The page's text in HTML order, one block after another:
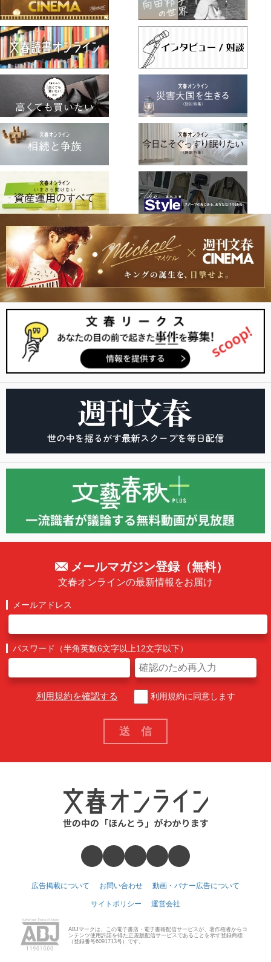
メールマガジン登録（無料）
文春オンラインの最新情報をお届け
メールアドレス
パスワード（半角英数6文字以上12文字以下）
利用規約を確認する 利用規約に同意します
広告掲載について お問い合わせ 動画・バナー広告について
サイトポリシー 運営会社
ABJマークは、この電子書店・電子書籍配信サービスが、著作権者からコ
ンテンツ使用許諾を得た正規版配信サービスであることを示す登録商標
（登録番号6091713号）です。